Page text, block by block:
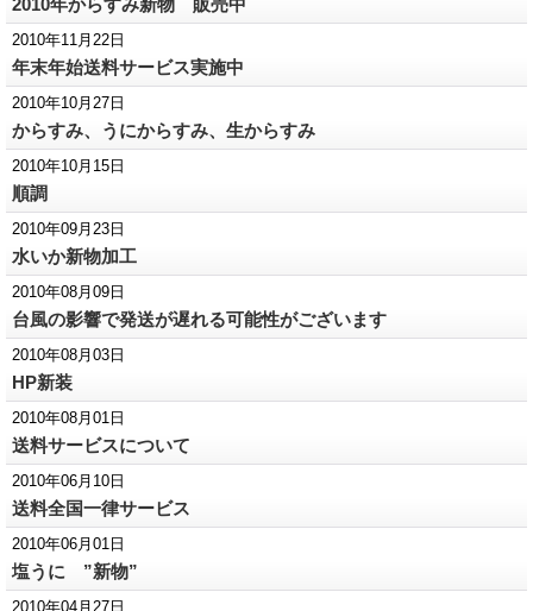
2010年11月22日
年末年始送料サービス実施中
2010年10月27日
からすみ、うにからすみ、生からすみ
2010年10月15日
順調
2010年09月23日
水いか新物加工
2010年08月09日
台風の影響で発送が遅れる可能性がございます
2010年08月03日
HP新装
2010年08月01日
送料サービスについて
2010年06月10日
送料全国一律サービス
2010年06月01日
塩うに ”新物”
2010年04月27日